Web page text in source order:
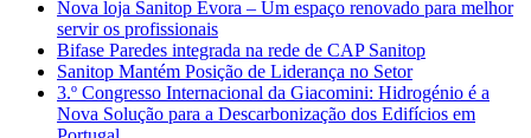
Nova loja Sanitop Évora – Um espaço renovado para melhor
servir os profissionais
Bifase Paredes integrada na rede de CAP Sanitop
Sanitop Mantém Posição de Liderança no Setor
3.º Congresso Internacional da Giacomini: Hidrogénio é a
Nova Solução para a Descarbonização dos Edifícios em